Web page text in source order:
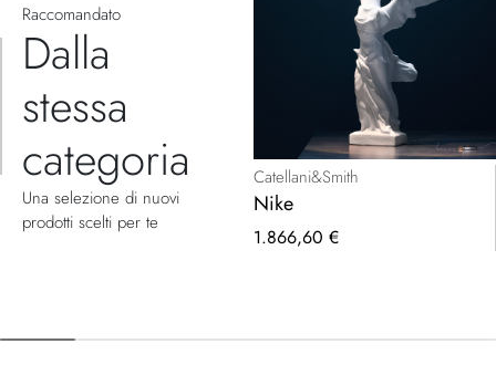
Raccomandato
Dalla
stessa
categoria
Una selezione di nuovi
prodotti scelti per te
Catellani&Smith
Nike
1.866,60 €